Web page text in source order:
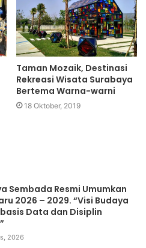
Taman Mozaik, Destinasi
Rekreasi Wisata Surabaya
Bertema Warna-warni
18 Oktober, 2019
Sembada Resmi Umumkan
2026 – 2029. “Visi Budaya
Data dan Disiplin
2026